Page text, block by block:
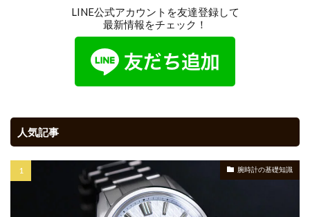
LINE公式アカウントを友達登録して
最新情報をチェック！
人気記事
腕時計の基礎知識